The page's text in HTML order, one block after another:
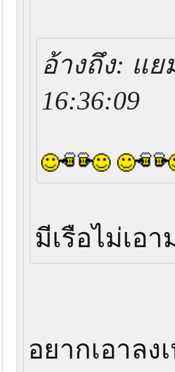
อ้างถึง: แย
16:36:09
มีเรือไม่เอ
อยากเอาล